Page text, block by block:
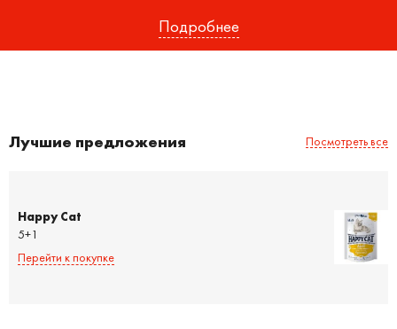
Подробнее
Лучшие предложения Посмотреть все
Happy Cat
5+1
Перейти к покупке